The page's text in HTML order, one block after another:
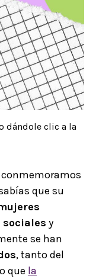
dándole clic a la
conmemoramos
que su
sociales y
se han
, tanto del
que la